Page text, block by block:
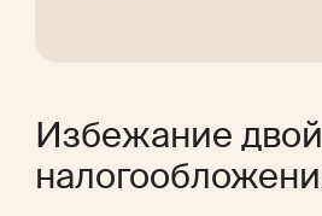
Избежание